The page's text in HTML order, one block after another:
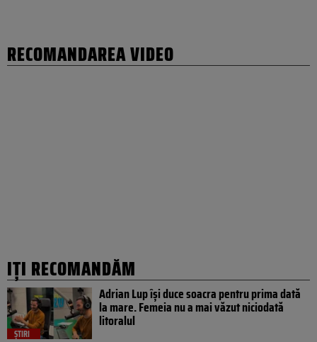
RECOMANDAREA VIDEO
IȚI RECOMANDĂM
ȘTIRI
Adrian Lup își duce soacra pentru prima dată
la mare. Femeia nu a mai văzut niciodată
litoralul